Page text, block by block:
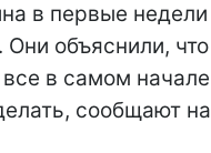
в первые недели
Они объяснили, что
в самом начале
сообщают на